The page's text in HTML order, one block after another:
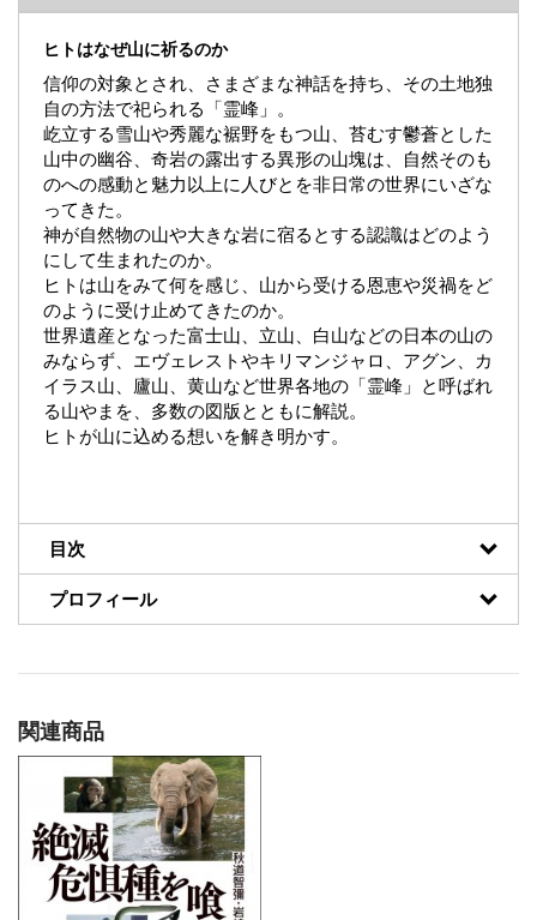
ヒトはなぜ山に祈るのか
信仰の対象とされ、さまざまな神話を持ち、その土地独
自の方法で祀られる「霊峰」。
屹立する雪山や秀麗な裾野をもつ山、苔むす鬱蒼とした
山中の幽谷、奇岩の露出する異形の山塊は、自然そのも
のへの感動と魅力以上に人びとを非日常の世界にいざな
ってきた。
神が自然物の山や大きな岩に宿るとする認識はどのよう
にして生まれたのか。
ヒトは山をみて何を感じ、山から受ける恩恵や災禍をど
のように受け止めてきたのか。
世界遺産となった富士山、立山、白山などの日本の山の
みならず、エヴェレストやキリマンジャロ、アグン、カ
イラス山、廬山、黄山など世界各地の「霊峰」と呼ばれ
る山やまを、多数の図版とともに解説。
ヒトが山に込める想いを解き明かす。
目次
プロフィール
関連商品